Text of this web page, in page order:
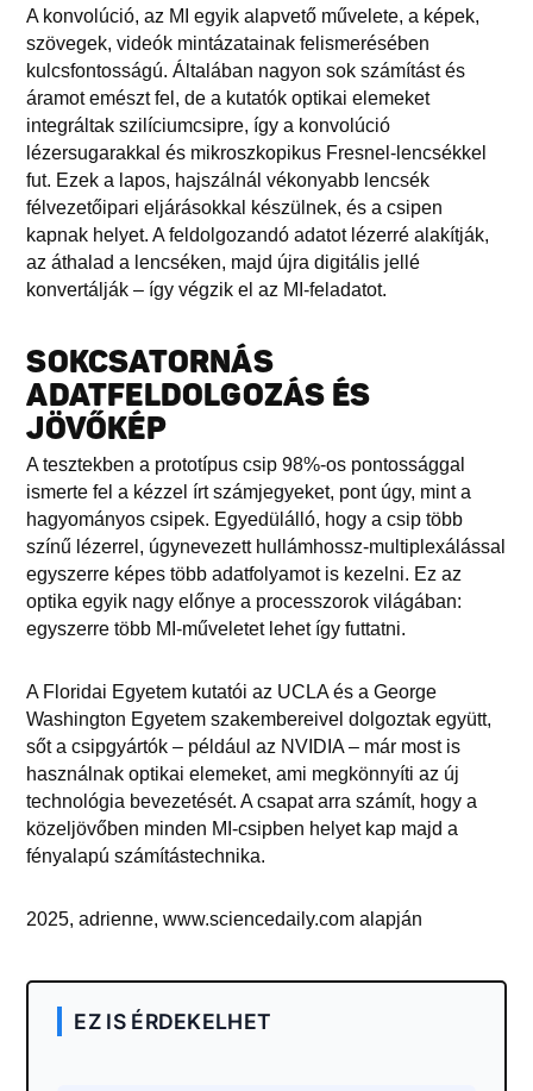
A konvolúció, az MI egyik alapvető művelete, a képek,
szövegek, videók mintázatainak felismerésében
kulcsfontosságú. Általában nagyon sok számítást és
áramot emészt fel, de a kutatók optikai elemeket
integráltak szilíciumcsipre, így a konvolúció
lézersugarakkal és mikroszkopikus Fresnel-lencsékkel
fut. Ezek a lapos, hajszálnál vékonyabb lencsék
félvezetőipari eljárásokkal készülnek, és a csipen
kapnak helyet. A feldolgozandó adatot lézerré alakítják,
az áthalad a lencséken, majd újra digitális jellé
konvertálják – így végzik el az MI-feladatot.
SOKCSATORNÁS
ADATFELDOLGOZÁS ÉS
JÖVŐKÉP
A tesztekben a prototípus csip 98%-os pontossággal
ismerte fel a kézzel írt számjegyeket, pont úgy, mint a
hagyományos csipek. Egyedülálló, hogy a csip több
színű lézerrel, úgynevezett hullámhossz-multiplexálással
egyszerre képes több adatfolyamot is kezelni. Ez az
optika egyik nagy előnye a processzorok világában:
egyszerre több MI-műveletet lehet így futtatni.
A Floridai Egyetem kutatói az UCLA és a George
Washington Egyetem szakembereivel dolgoztak együtt,
sőt a csipgyártók – például az NVIDIA – már most is
használnak optikai elemeket, ami megkönnyíti az új
technológia bevezetését. A csapat arra számít, hogy a
közeljövőben minden MI-csipben helyet kap majd a
fényalapú számítástechnika.
2025, adrienne, www.sciencedaily.com alapján
EZ IS ÉRDEKELHET